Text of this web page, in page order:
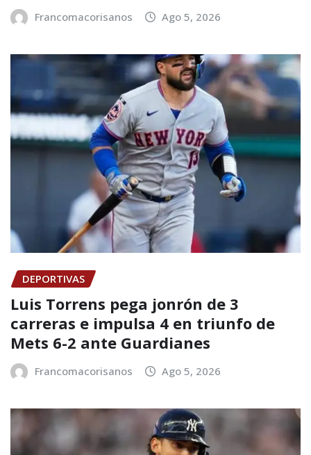
Francomacorisanos Ago 5, 2026
DEPORTIVAS
Luis Torrens pega jonrón de 3
carreras e impulsa 4 en triunfo de
Mets 6-2 ante Guardianes
Francomacorisanos Ago 5, 2026